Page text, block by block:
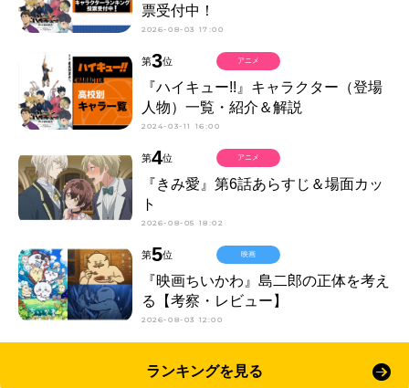
票受付中！
2026-08-03 17:00
第3位
『ハイキュー!!』キャラクター（登場
人物）一覧・紹介＆解説
2024-03-11 16:00
アニメ
第4位
『きみ愛』第6話あらすじ＆場面カッ
ト
2026-08-05 18:02
アニメ
第5位
『映画ちいかわ』島二郎の正体を考え
る【考察・レビュー】
2026-08-03 12:00
映画
ランキングを見る